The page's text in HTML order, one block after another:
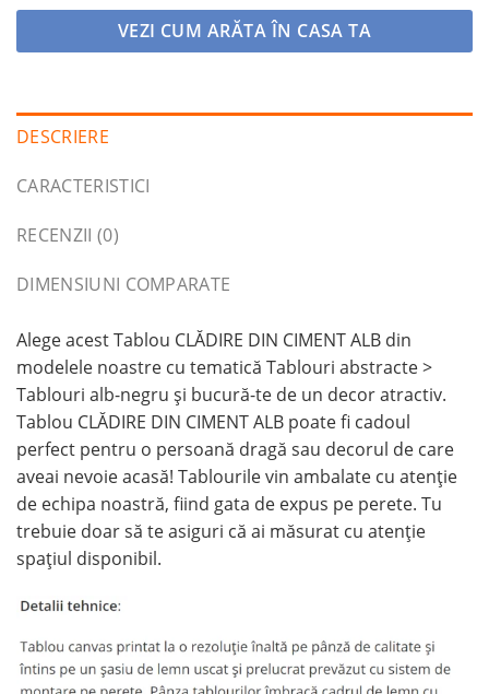
VEZI CUM ARĂTA ÎN CASA TA
DESCRIERE
CARACTERISTICI
RECENZII (0)
DIMENSIUNI COMPARATE
Alege acest Tablou CLĂDIRE DIN CIMENT ALB din
modelele noastre cu tematică Tablouri abstracte >
Tablouri alb-negru și bucură-te de un decor atractiv.
Tablou CLĂDIRE DIN CIMENT ALB poate fi cadoul
perfect pentru o persoană dragă sau decorul de care
aveai nevoie acasă! Tablourile vin ambalate cu atenție
de echipa noastră, fiind gata de expus pe perete. Tu
trebuie doar să te asiguri că ai măsurat cu atenție
spațiul disponibil.